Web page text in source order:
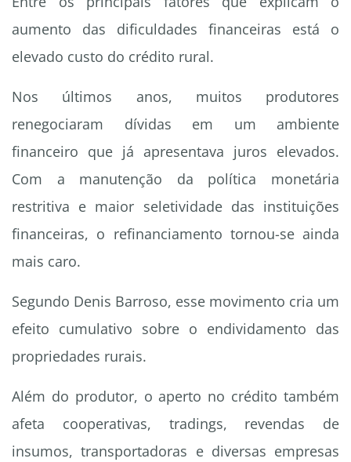
aumento das dificuldades financeiras está o
elevado custo do crédito rural.
Nos últimos anos, muitos produtores
renegociaram dívidas em um ambiente
financeiro que já apresentava juros elevados.
Com a manutenção da política monetária
restritiva e maior seletividade das instituições
financeiras, o refinanciamento tornou-se ainda
mais caro.
Segundo Denis Barroso, esse movimento cria um
efeito cumulativo sobre o endividamento das
propriedades rurais.
Além do produtor, o aperto no crédito também
afeta cooperativas, tradings, revendas de
insumos, transportadoras e diversas empresas